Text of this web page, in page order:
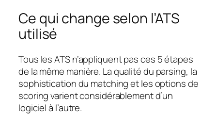
Ce qui change selon l’ATS
utilisé
Tous les ATS n’appliquent pas ces 5 étapes
de la même manière. La qualité du parsing, la
sophistication du matching et les options de
scoring varient considérablement d’un
logiciel à l’autre.